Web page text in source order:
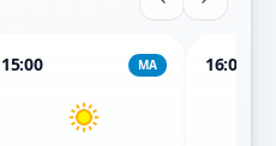
15:00 MA 16:00